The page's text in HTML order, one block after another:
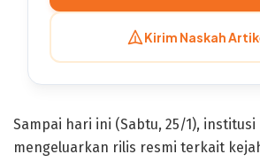
Kirim Naskah
Sampai hari ini (Sabtu, 25/1), institusi
mengeluarkan rilis resmi terkait